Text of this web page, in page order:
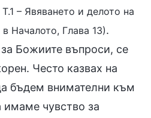
– Явяването и делото на
Началото, Глава 13).
Божиите въпроси, се
Често казвах на
бъдем внимателни към
чувство за